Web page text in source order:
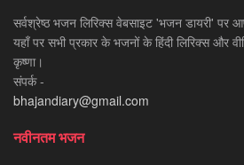
सर्वश्रेष्ठ भजन लिरिक्स वेबसाइट 'भजन डायरी' पर
यहाँ पर सभी प्रकार के भजनों के हिंदी लिरिक्स और
कृष्णा।
संपर्क -
bhajandiary@gmail.com
नवीनतम भजन